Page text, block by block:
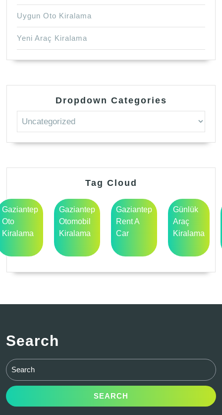
Uygun Oto Kiralama
Yeni Araç Kiralama
Dropdown Categories
Tag Cloud
Gaziantep
Oto
Kiralama
Gaziantep
Otomobil
Kiralama
Gaziantep
Rent A
Car
Günlük
Araç
Kiralama
Search
Search
for: